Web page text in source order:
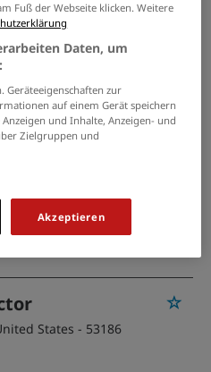
PER E-MAIL
SUCHE EIN
consulting
States - 53186
Fuß der Webseite klicken. Weitere
Daten, um
Geräteeigenschaften zur
auf einem Gerät speichern
und Inhalte, Anzeigen- und
Zielgruppen und
Akzeptieren